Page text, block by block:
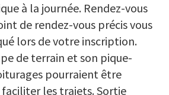
à la journée. Rendez-vous
de rendez-vous précis vous
lors de votre inscription.
de terrain et son pique-
pourraient être
les trajets. Sortie